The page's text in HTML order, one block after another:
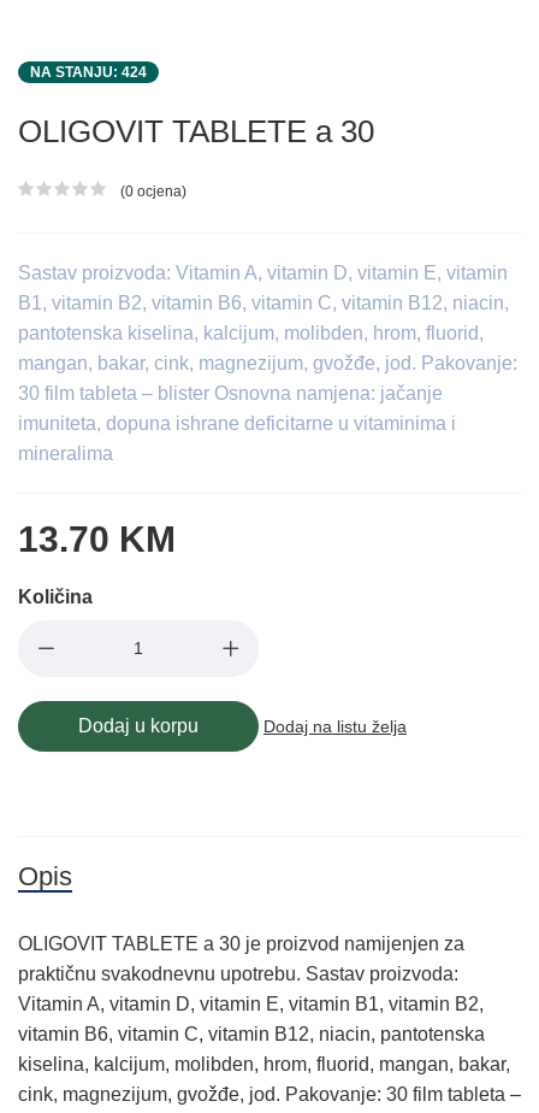
NA STANJU: 424
OLIGOVIT TABLETE a 30
Ocjena proizvoda
(0 ocjena)
Sastav proizvoda: Vitamin A, vitamin D, vitamin E, vitamin
B1, vitamin B2, vitamin B6, vitamin C, vitamin B12, niacin,
pantotenska kiselina, kalcijum, molibden, hrom, fluorid,
mangan, bakar, cink, magnezijum, gvožđe, jod. Pakovanje:
30 film tableta – blister Osnovna namjena: jačanje
imuniteta, dopuna ishrane deficitarne u vitaminima i
mineralima
13.70 KM
Količina
Dodaj u korpu Dodaj na listu želja
Opis
OLIGOVIT TABLETE a 30 je proizvod namijenjen za
praktičnu svakodnevnu upotrebu. Sastav proizvoda:
Vitamin A, vitamin D, vitamin E, vitamin B1, vitamin B2,
vitamin B6, vitamin C, vitamin B12, niacin, pantotenska
kiselina, kalcijum, molibden, hrom, fluorid, mangan, bakar,
cink, magnezijum, gvožđe, jod. Pakovanje: 30 film tableta –